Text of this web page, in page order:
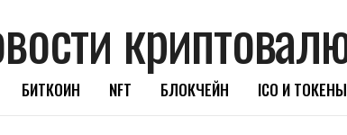
БИТКОИН NFT БЛОКЧЕЙН ICO И ТОКЕНЫ